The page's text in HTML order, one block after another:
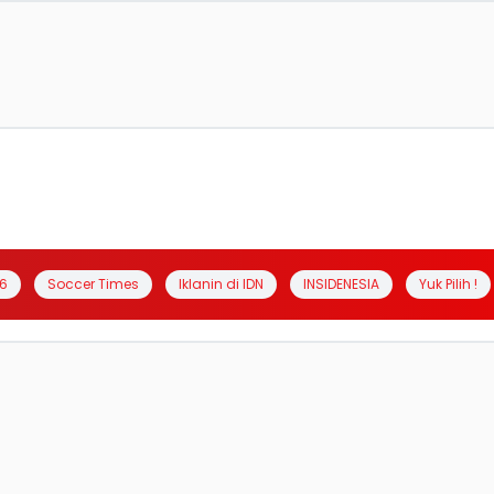
Soccer Times Iklanin di IDN INSIDENESIA Yuk Pilih !